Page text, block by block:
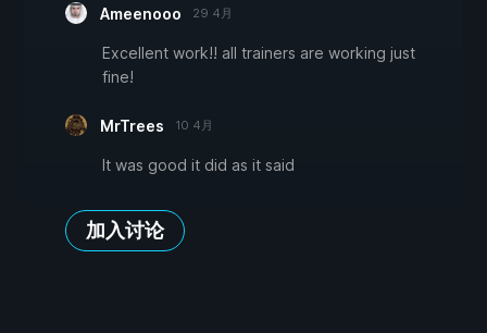
Ameenooo 29 4月
Excellent work!! all trainers are working just
fine!
MrTrees 10 4月
It was good it did as it said
加入讨论